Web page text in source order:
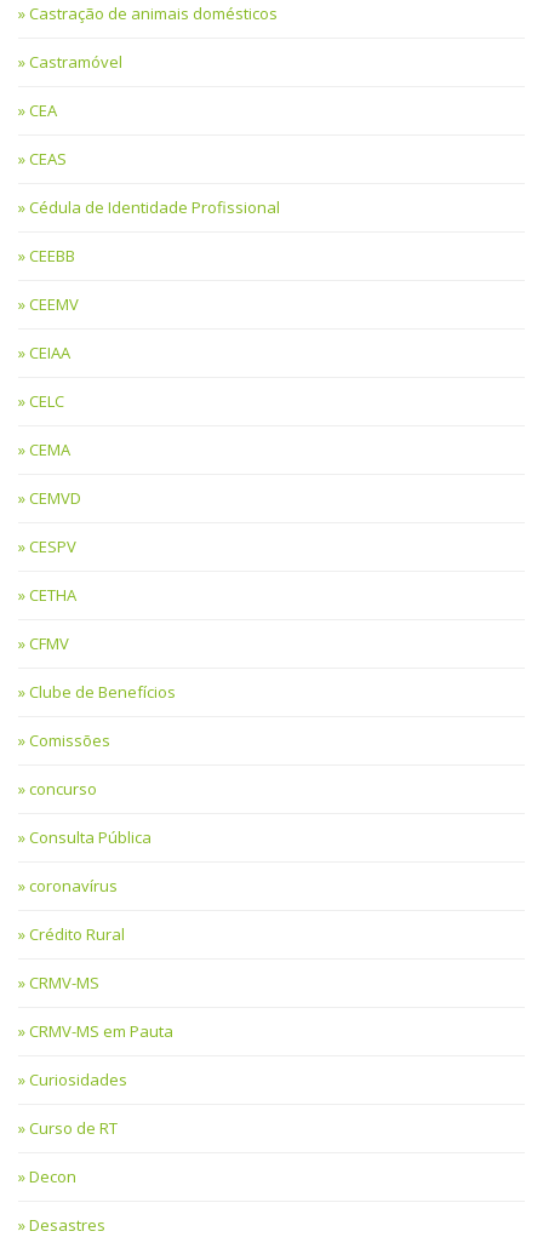
Castração de animais domésticos
Castramóvel
CEA
CEAS
Cédula de Identidade Profissional
CEEBB
CEEMV
CEIAA
CELC
CEMA
CEMVD
CESPV
CETHA
CFMV
Clube de Benefícios
Comissões
concurso
Consulta Pública
coronavírus
Crédito Rural
CRMV-MS
CRMV-MS em Pauta
Curiosidades
Curso de RT
Decon
Desastres